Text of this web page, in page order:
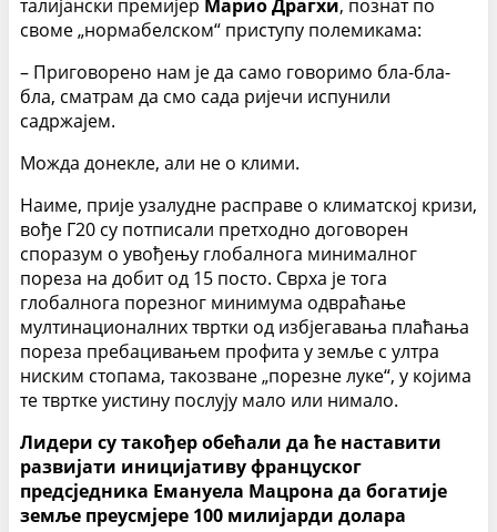
талијански премијер Марио Драгхи, познат по
своме „нормабелском“ приступу полемикама:
– Приговорено нам је да само говоримо бла-бла-
бла, сматрам да смо сада ријечи испунили
садржајем.
Можда донекле, али не о клими.
Наиме, прије узалудне расправе о климатској кризи,
вође Г20 су потписали претходно договорен
споразум о увођењу глобалнога минималног
пореза на добит од 15 посто. Сврха је тога
глобалнога порезног минимума одвраћање
мултинационалних твртки од избјегавања плаћања
пореза пребацивањем профита у земље с ултра
ниским стопама, такозване „порезне луке“, у којима
те твртке уистину послују мало или нимало.
Лидери су такођер обећали да ће наставити
развијати иницијативу француског
предсједника Емануела Мацрона да богатије
земље преусмјере 100 милијарди долара